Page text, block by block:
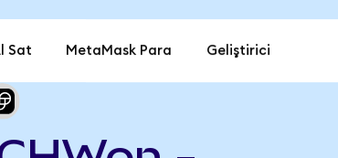
Sat MetaMask Para Geliştirici